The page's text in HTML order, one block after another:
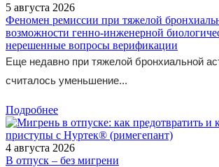
5 августа 2026
Феномен ремиссии при тяжелой
возможности генно-инженерной
нерешенные вопросы верификации
Еще недавно при тяжелой бронхиальной
считалось уменьшение...
Подробнее
4 августа 2026
В отпуск – без мигрени